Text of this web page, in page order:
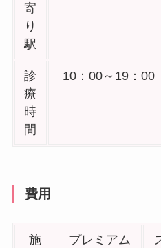
寄
り
駅
診
療
時
間
10：00～19：
費用
施
プレミアム